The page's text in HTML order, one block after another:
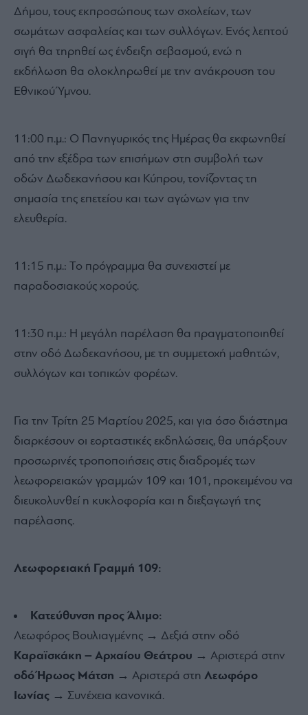
Δήμου, τους εκπροσώπους των σχολείων, των
σωμάτων ασφαλείας και των συλλόγων. Ενός λεπτού
σιγή θα τηρηθεί ως ένδειξη σεβασμού, ενώ η
εκδήλωση θα ολοκληρωθεί με την ανάκρουση του
Εθνικού Ύμνου.
11:00 π.μ.: Ο Πανηγυρικός της Ημέρας θα εκφωνηθεί
από την εξέδρα των επισήμων στη συμβολή των
οδών Δωδεκανήσου και Κύπρου, τονίζοντας τη
σημασία της επετείου και των αγώνων για την
ελευθερία.
11:15 π.μ.: Το πρόγραμμα θα συνεχιστεί με
παραδοσιακούς χορούς.
11:30 π.μ.: Η μεγάλη παρέλαση θα πραγματοποιηθεί
στην οδό Δωδεκανήσου, με τη συμμετοχή μαθητών,
συλλόγων και τοπικών φορέων.
Για την Τρίτη 25 Μαρτίου 2025, και για όσο διάστημα
διαρκέσουν οι εορταστικές εκδηλώσεις, θα υπάρξουν
προσωρινές τροποποιήσεις στις διαδρομές των
λεωφορειακών γραμμών 109 και 101, προκειμένου να
διευκολυνθεί η κυκλοφορία και η διεξαγωγή της
παρέλασης.
Λεωφορειακή Γραμμή 109:
Κατεύθυνση προς Άλιμο:
Λεωφόρος Βουλιαγμένης → Δεξιά στην οδό
Καραϊσκάκη – Αρχαίου Θεάτρου → Αριστερά στην
οδό Ήρωος Μάτση → Αριστερά στη Λεωφόρο
Ιωνίας → Συνέχεια κανονικά.